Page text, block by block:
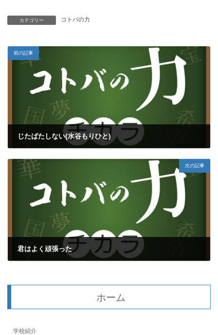
カテゴリー コトバの力
前の記事
じたばたしない(水谷もりひと)
次の記事
君はよく頑張った
ホーム
学校紹介